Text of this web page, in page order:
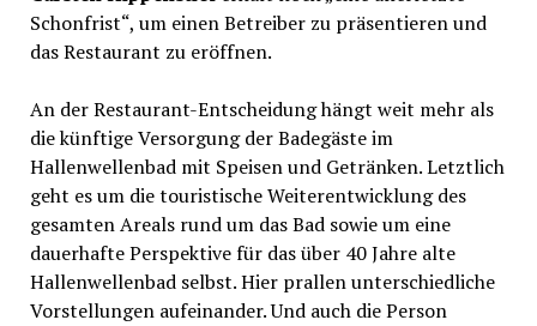
Schonfrist“, um einen Betreiber zu präsentieren und
das Restaurant zu eröffnen.
An der Restaurant-Entscheidung hängt weit mehr als
die künftige Versorgung der Badegäste im
Hallenwellenbad mit Speisen und Getränken. Letztlich
geht es um die touristische Weiterentwicklung des
gesamten Areals rund um das Bad sowie um eine
dauerhafte Perspektive für das über 40 Jahre alte
Hallenwellenbad selbst. Hier prallen unterschiedliche
Vorstellungen aufeinander. Und auch die Person